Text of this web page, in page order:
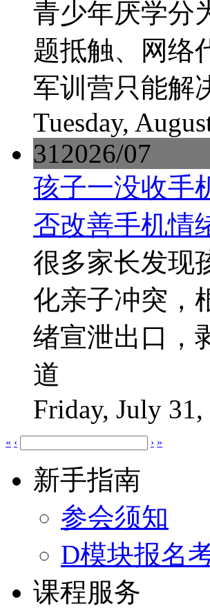
青少年厌学分
题抵触、网络
军训营只能解
Tuesday,
312026/07
孩子一没收手
否改善手机情
很多家长发现
化亲子冲突，
绪宣泄出口，
道
Friday, July 31,
« ‹ › »
新手指南
参会须知
D模块报名
课程服务